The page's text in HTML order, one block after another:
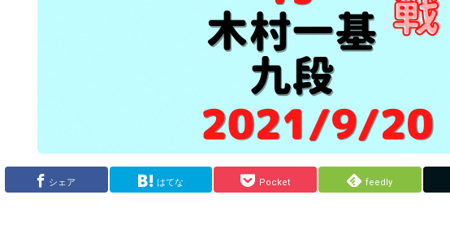
シェア はてな Pocket feedly